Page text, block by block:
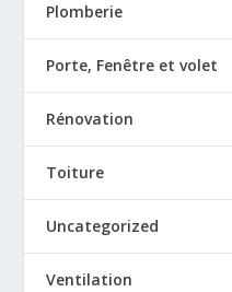
Plomberie
Porte, Fenêtre et volet
Rénovation
Toiture
Uncategorized
Ventilation